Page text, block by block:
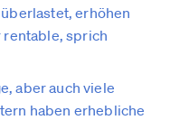
erhöhen
rentable, sprich
aber auch viele
haben erhebliche